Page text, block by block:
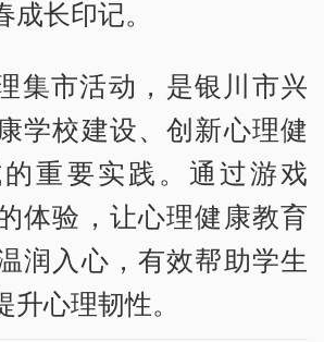
长印记。
集市活动，是银川市兴
学校建设、创新心理健
重要实践。通过游戏
体验，让心理健康教育
润入心，有效帮助学生
心理韧性。